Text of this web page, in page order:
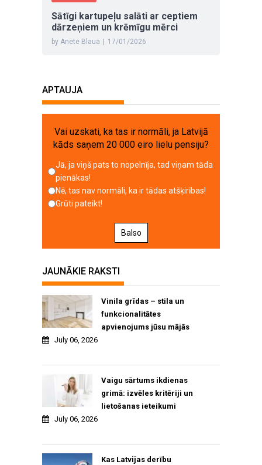
Sātīgi kartupeļu salāti ar ceptiem
dārzeņiem un krēmīgu mērci
by Anete Blaua 17/01/2026
APTAUJA
Vai uzskati, ka tas ir normāli, ja Latvijā
kāds saņem 20 000 eiro lielu pensiju?
Jā, ja viņš pats to nopelnīja, tad viņam tāda
pienākas!
Nē, tas nav normāli, ka ir tādas atšķirības!
Grūti pateikt!
Balso
JAUNĀKIE RAKSTI
Vinila grīdas – stila un
funkcionalitātes
apvienojums jūsu mājās
July 06, 2026
Vaigu sārtums ikdienas
grimā: izvēles kritēriji un
lietošanas ieteikumi
July 06, 2026
Kas Latvijas derību